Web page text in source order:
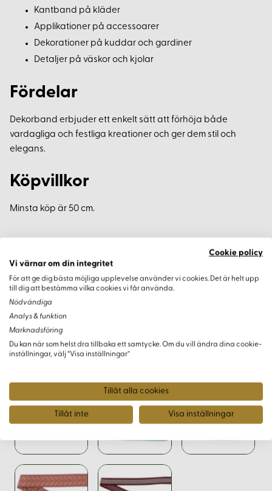
Kantband på kläder
Applikationer på accessoarer
Dekorationer på kuddar och gardiner
Detaljer på väskor och kjolar
Fördelar
Dekorband erbjuder ett enkelt sätt att förhöja både
vardagliga och festliga kreationer och ger dem stil och
elegans.
Köpvillkor
Minsta köp är 50 cm.
Varianter
Cookie policy
Vi värnar om din integritet
För att ge dig bästa möjliga upplevelse använder vi cookies. Det är helt upp
till dig att bestämma vilka cookies vi får använda.
Nödvändiga
Analys & funktion
Marknadsföring
Du kan när som helst dra tillbaka ett samtycke. Om du vill ändra dina cookie-
inställningar, välj “Visa inställningar”
Tillåt alla cookies
Tillåt inte Visa inställningar